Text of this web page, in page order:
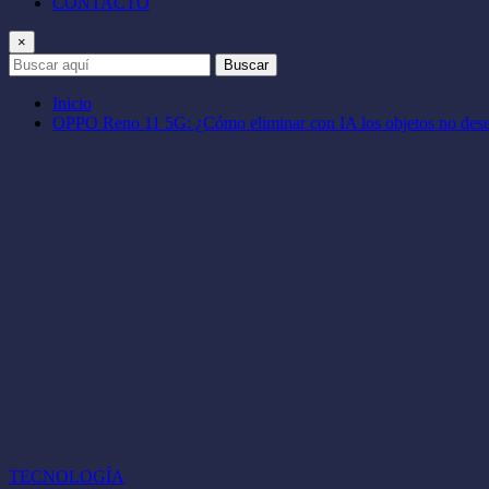
×
Buscar
Inicio
OPPO Reno 11 5G: ¿Cómo eliminar con IA los objetos no
TECNOLOGÍA